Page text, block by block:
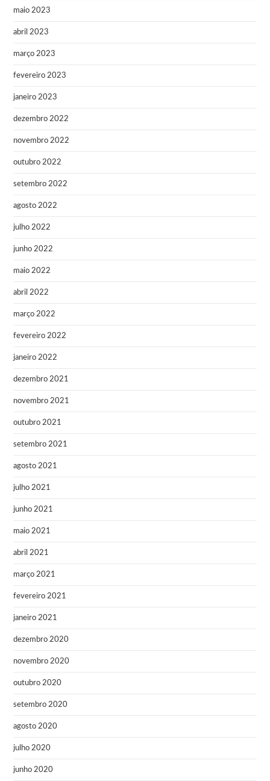
maio 2023
abril 2023
março 2023
fevereiro 2023
janeiro 2023
dezembro 2022
novembro 2022
outubro 2022
setembro 2022
agosto 2022
julho 2022
junho 2022
maio 2022
abril 2022
março 2022
fevereiro 2022
janeiro 2022
dezembro 2021
novembro 2021
outubro 2021
setembro 2021
agosto 2021
julho 2021
junho 2021
maio 2021
abril 2021
março 2021
fevereiro 2021
janeiro 2021
dezembro 2020
novembro 2020
outubro 2020
setembro 2020
agosto 2020
julho 2020
junho 2020